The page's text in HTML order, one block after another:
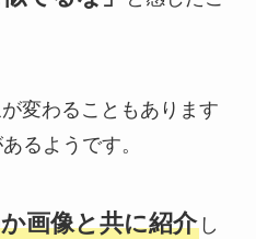
変わることもあります
るようです。
画像と共に紹介し